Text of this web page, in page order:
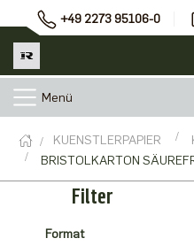
+49 2273 95106-0
Menü
KUENSTLERPAPIER
BRISTOLKARTON
Filter
Format